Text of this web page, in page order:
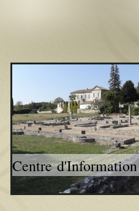
Centre